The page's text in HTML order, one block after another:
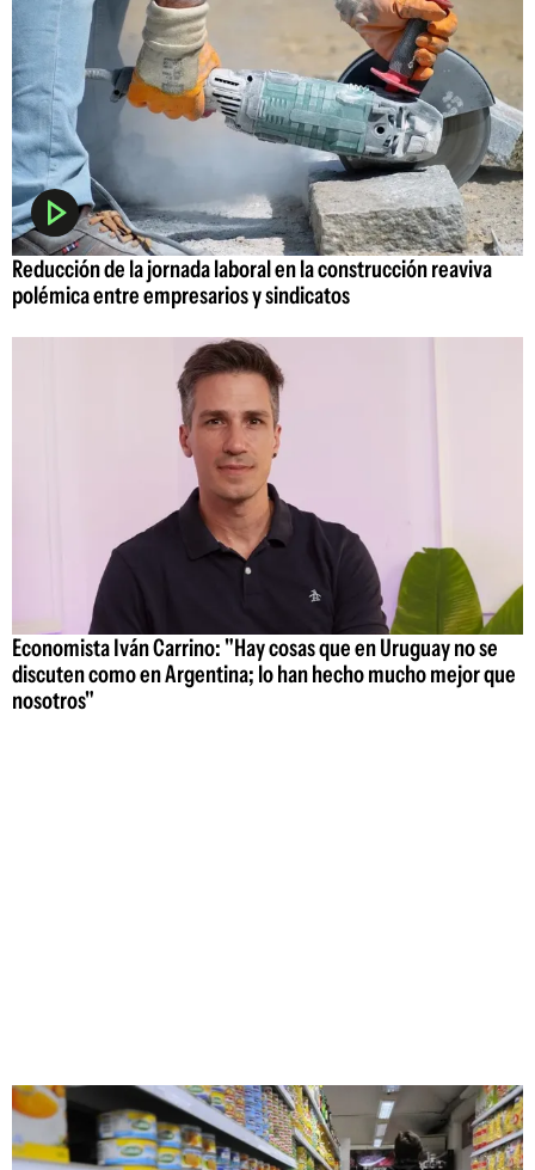
Reducción de la jornada laboral en la construcción reaviva
polémica entre empresarios y sindicatos
Economista Iván Carrino: "Hay cosas que en Uruguay no se
discuten como en Argentina; lo han hecho mucho mejor que
nosotros"